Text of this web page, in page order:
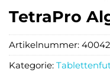
TetraPro
Artikelnummer:
Kategorie: